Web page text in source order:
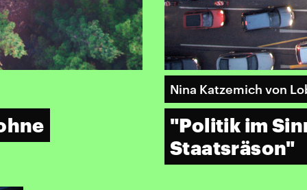
Nina Katzemich von
"Politik im
Staatsräson"